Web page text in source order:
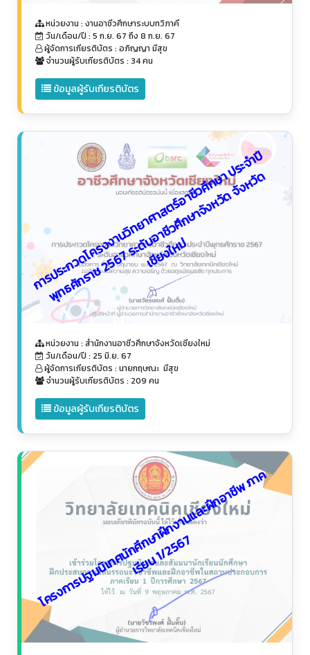
หน่วยงาน : งานอาชีวศึกษาระบบทวิภาคี
วัน/เดือน/ปี : 5 ก.ย. 67 ถึง 8 ก.ย. 67
ผู้จัดการเกียรติบัตร : อภิญญา มีสุข
จำนวนผู้รับเกียรติบัตร : 34 คน
ข้อมูลผู้รับเกียรติบัตร
ก
า
ร
ป
ร
ะ
ก
ว
ด
โ
ค
ร
ง
ง
า
น
วิ
ท
ย
า
ศ
า
ส
ต
ร์
อ
า
ชี
ว
ศึ
ก
ษ
า
ป
ร
ะ
จำ
ปี
พุ
ท
ธ
ศั
ก
ร
า
ช
2
5
6
7
ร
ะ
ดั
บ
อ
า
ชี
ว
ศึ
ก
ษ
า
จั
ง
ห
วั
ด
จั
ง
ห
วั
ด
เ
ชี
ย
ง
ใ
ห
ม่
หน่วยงาน : สำนักงานอาชีวศึกษาจังหวัดเชียงใหม่
วัน/เดือน/ปี : 25 มิ.ย. 67
ผู้จัดการเกียรติบัตร : นายกฤษณะ มีสุข
จำนวนผู้รับเกียรติบัตร : 209 คน
ข้อมูลผู้รับเกียรติบัตร
โ
ค
ร
ง
ก
า
ร
ป
ฐ
ม
นิ
เ
ท
ศ
นั
ก
ศึ
ก
ษ
า
ฝึ
ก
ง
า
น
แ
ล
ะ
ฝึ
ก
อ
า
ชี
พ
ภ
า
ค
เ
รี
ย
น
1
/
2
5
6
7